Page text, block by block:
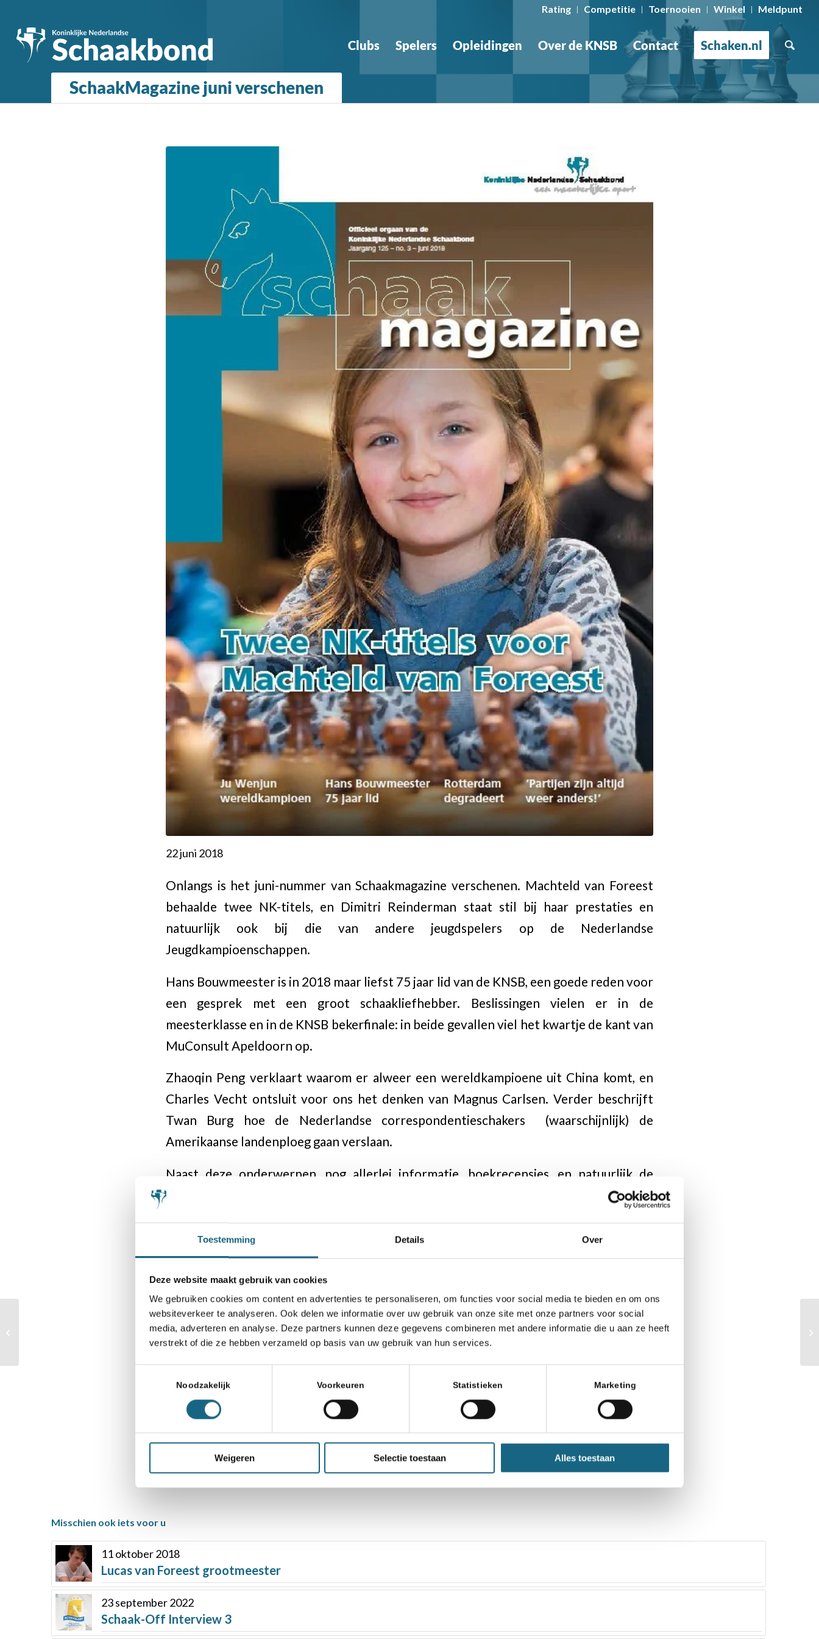
Toestemming Details Over
Deze website maakt gebruik van cookies
We gebruiken cookies om content en advertenties te personaliseren, om functies voor social media te bieden en om ons
websiteverkeer te analyseren. Ook delen we informatie over uw gebruik van onze site met onze partners voor social
media, adverteren en analyse. Deze partners kunnen deze gegevens combineren met andere informatie die u aan ze heeft
verstrekt of die ze hebben verzameld op basis van uw gebruik van hun services.
Noodzakelijk Voorkeuren Statistieken Marketing
Weigeren Selectie toestaan Alles toestaan
Rating Competitie Toernooien Winkel Meldpunt
Clubs Spelers Opleidingen Over de KNSB Contact Schaken.nl
SchaakMagazine juni verschenen
22 juni 2018
Onlangs is het juni-nummer van Schaakmagazine verschenen. Machteld van Foreest
behaalde twee NK-titels, en Dimitri Reinderman staat stil bij haar prestaties en
natuurlijk ook bij die van andere jeugdspelers op de Nederlandse
Jeugdkampioenschappen.
Hans Bouwmeester is in 2018 maar liefst 75 jaar lid van de KNSB, een goede reden voor
een gesprek met een groot schaakliefhebber. Beslissingen vielen er in de
meesterklasse en in de KNSB bekerfinale: in beide gevallen viel het kwartje de kant van
MuConsult Apeldoorn op.
Zhaoqin Peng verklaart waarom er alweer een wereldkampioene uit China komt, en
Charles Vecht ontsluit voor ons het denken van Magnus Carlsen. Verder beschrijft
Twan Burg hoe de Nederlandse correspondentieschakers (waarschijnlijk) de
Amerikaanse landenploeg gaan verslaan.
Naast deze onderwerpen, nog allerlei informatie, boekrecensies, en natuurlijk de
vertrouwde rubrieken.
persoonlijke leden krijgen Schaakmagazine zes keer per jaar automatisch in de bus.
Mocht u het nummer niet ontvangen hebben, dan wordt u verzocht dat te melden aan
het Bondsbureau (bondsbureau@schaakbond.nl).
Deel dit stuk
Misschien ook iets voor u
11 oktober 2018
Lucas van Foreest grootmeester
23 september 2022
Schaak-Off Interview 3